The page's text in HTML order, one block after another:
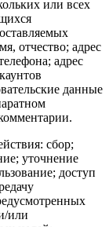
или всех
отчество; адрес
адрес
данные
сбор;
уточнение
доступ
или